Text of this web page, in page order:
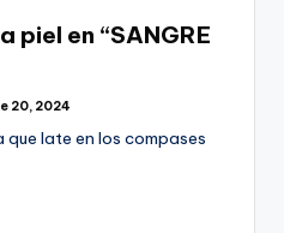
piel en “SANGRE
20, 2024
que late en los compases